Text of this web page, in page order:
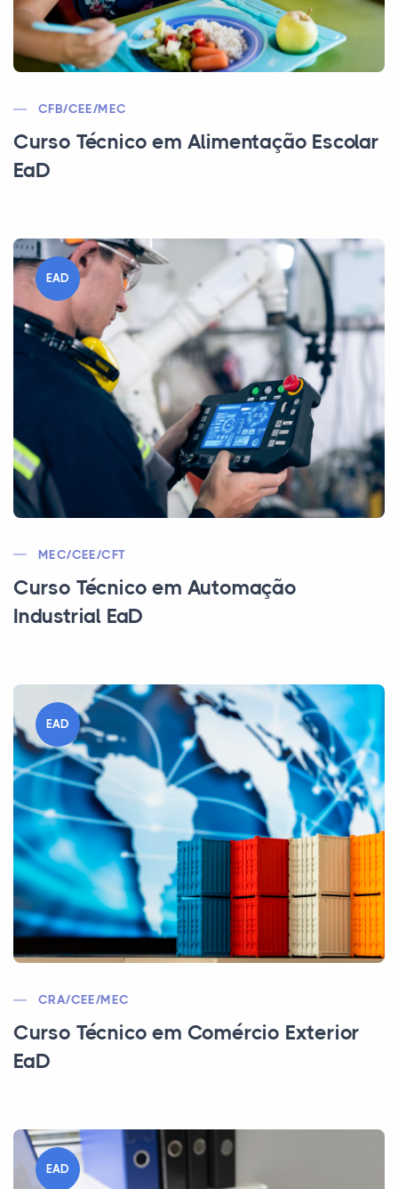
CFB/CEE/MEC
Curso Técnico em Alimentação Escolar
EaD
EAD
MEC/CEE/CFT
Curso Técnico em Automação
Industrial EaD
EAD
CRA/CEE/MEC
Curso Técnico em Comércio Exterior
EaD
EAD